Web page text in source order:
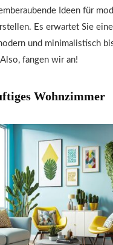
Ideen für
Es erwartet Sie
und minimalistisch
fangen wir an!
Wohnzimmer